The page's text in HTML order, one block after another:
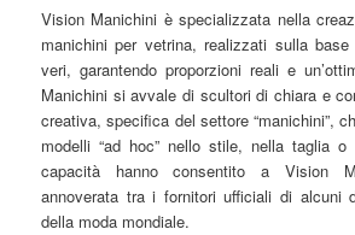
Vision Manichini è specializzata nella
manichini per vetrina, realizzati sulla
veri, garantendo proporzioni reali e
Manichini si avvale di scultori di chiara e
creativa, specifica del settore “manichini”,
modelli “ad hoc” nello stile, nella taglia o
capacità hanno consentito a Vision
annoverata tra i fornitori ufficiali di alcuni
della moda mondiale.